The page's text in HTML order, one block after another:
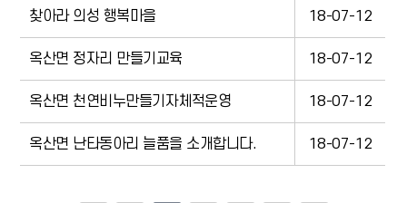
찾아라 의성 행복마을 18-07-12
옥산면 정자리 만들기교육 18-07-12
옥산면 천연비누만들기자체적운영 18-07-12
옥산면 난타동아리 늘품을 소개합니다. 18-07-12